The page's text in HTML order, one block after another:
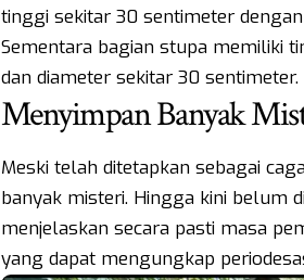
tinggi sekitar 30 sentimeter
Sementara bagian stupa memiliki
dan diameter sekitar 30 sentimeter.
Menyimpan Banyak
Meski telah ditetapkan sebagai
banyak misteri. Hingga kini belum
menjelaskan secara pasti masa
yang dapat mengungkap